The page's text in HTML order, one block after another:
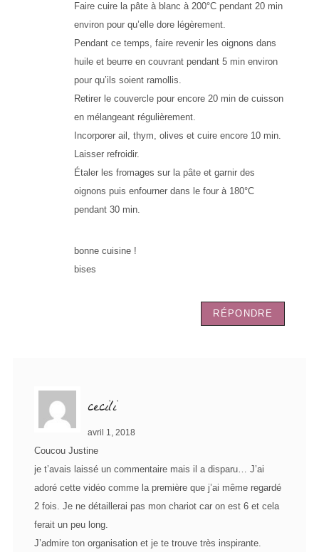
Faire cuire la pâte à blanc à 200°C pendant 20 min
environ pour qu’elle dore légèrement.
Pendant ce temps, faire revenir les oignons dans
huile et beurre en couvrant pendant 5 min environ
pour qu’ils soient ramollis.
Retirer le couvercle pour encore 20 min de cuisson
en mélangeant régulièrement.
Incorporer ail, thym, olives et cuire encore 10 min.
Laisser refroidir.
Étaler les fromages sur la pâte et garnir des
oignons puis enfourner dans le four à 180°C
pendant 30 min.
bonne cuisine !
bises
RÉPONDRE
cecili
avril 1, 2018
Coucou Justine
je t’avais laissé un commentaire mais il a disparu… J’ai
adoré cette vidéo comme la première que j’ai même regardé
2 fois. Je ne détaillerai pas mon chariot car on est 6 et cela
ferait un peu long.
J’admire ton organisation et je te trouve très inspirante.